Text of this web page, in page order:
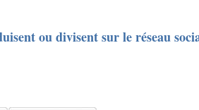
ou divisent sur le réseau